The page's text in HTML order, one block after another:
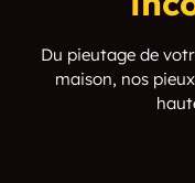
Du pieutage de
maison, nos